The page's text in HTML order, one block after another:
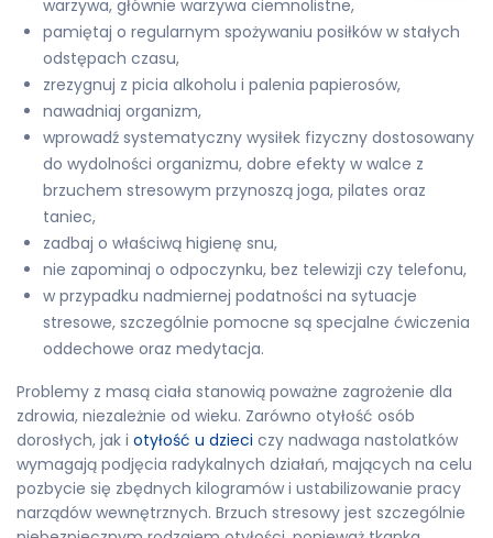
warzywa, głównie warzywa ciemnolistne,
pamiętaj o regularnym spożywaniu posiłków w stałych
odstępach czasu,
zrezygnuj z picia alkoholu i palenia papierosów,
nawadniaj organizm,
wprowadź systematyczny wysiłek fizyczny dostosowany
do wydolności organizmu, dobre efekty w walce z
brzuchem stresowym przynoszą joga, pilates oraz
taniec,
zadbaj o właściwą higienę snu,
nie zapominaj o odpoczynku, bez telewizji czy telefonu,
w przypadku nadmiernej podatności na sytuacje
stresowe, szczególnie pomocne są specjalne ćwiczenia
oddechowe oraz medytacja.
Problemy z masą ciała stanowią poważne zagrożenie dla
zdrowia, niezależnie od wieku. Zarówno otyłość osób
dorosłych, jak i otyłość u dzieci czy nadwaga nastolatków
wymagają podjęcia radykalnych działań, mających na celu
pozbycie się zbędnych kilogramów i ustabilizowanie pracy
narządów wewnętrznych. Brzuch stresowy jest szczególnie